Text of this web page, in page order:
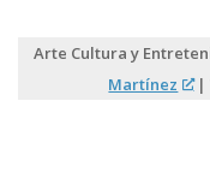
Arte Cultura y
Martínez
|